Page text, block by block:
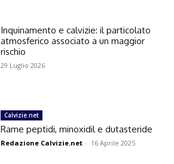
Inquinamento e calvizie: il particolato
atmosferico associato a un maggior
rischio
29 Luglio 2026
Calvizie.net
Rame peptidi, minoxidil e dutasteride
Redazione Calvizie.net - 16 Aprile 2025